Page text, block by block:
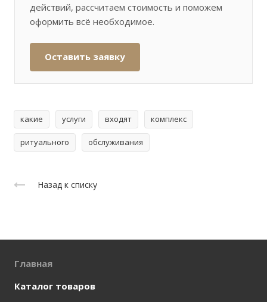
действий, рассчитаем стоимость и поможем
оформить всё необходимое.
Оставить заявку
какие услуги входят комплекс
ритуального обслуживания
Назад к списку
Главная
Каталог товаров